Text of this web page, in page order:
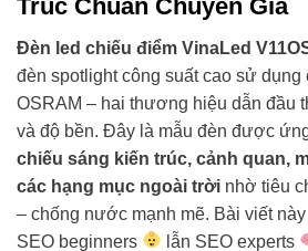
Trúc Chuẩn Chuyên Gia
Đèn led chiếu điểm VinaLed
đèn spotlight công suất cao sử
OSRAM – hai thương hiệu dẫn đầu
và độ bền. Đây là mẫu đèn được
chiếu sáng kiến trúc, cảnh quan,
các hạng mục ngoài trời nhờ tiêu
– chống nước mạnh mẽ. Bài viết
SEO beginners
lẫn SEO experts